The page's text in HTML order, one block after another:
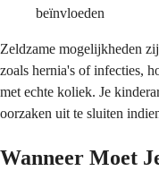
beïnvloeden
Zeldzame mogelijkheden
zoals hernia's of infecties,
met echte koliek. Je
oorzaken uit te sluiten
Wanneer Moet